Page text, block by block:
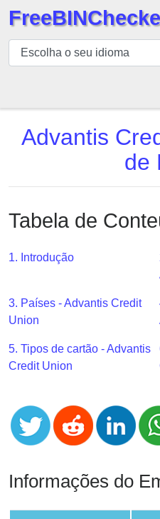
BIN
Verificador
BIN
Número
API
BIN
Generator
BIN
Checker
BIN
CC
Generator
from
Banks
Credit
Card
Validator
Credit
Card
Generator
Advantis
de
Tabela de
1. Introdução
3. Países - Advantis Credit
Union
5. Tipos de cartão - Advantis
Credit Union
Informações do